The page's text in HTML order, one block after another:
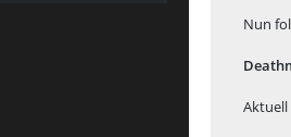
Nun
Aktuell